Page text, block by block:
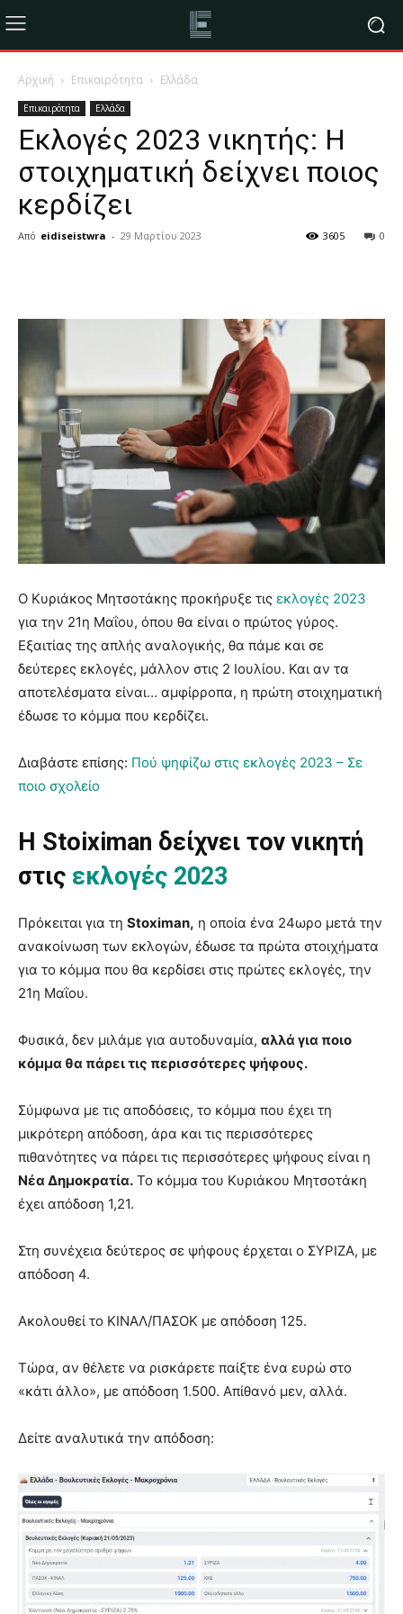
Αρχική Επικαιρότητα Ελλάδα
Επικαιρότητα Ελλάδα
Εκλογές 2023 νικητής: Η
στοιχηματική δείχνει ποιος
κερδίζει
Από eidiseistwra - 29 Μαρτίου 2023 0
3605
Ο Κυριάκος Μητσοτάκης προκήρυξε τις εκλογές 2023
για την 21η Μαΐου, όπου θα είναι ο πρώτος γύρος.
Εξαιτίας της απλής αναλογικής, θα πάμε και σε
δεύτερες εκλογές, μάλλον στις 2 Ιουλίου. Και αν τα
αποτελέσματα είναι… αμφίρροπα, η πρώτη στοιχηματική
έδωσε το κόμμα που κερδίζει.
Διαβάστε επίσης: Πού ψηφίζω στις εκλογές 2023 – Σε
ποιο σχολείο
Η Stoiximan δείχνει τον νικητή
στις εκλογές 2023
Πρόκειται για τη Stoximan, η οποία ένα 24ωρο μετά την
ανακοίνωση των εκλογών, έδωσε τα πρώτα στοιχήματα
για το κόμμα που θα κερδίσει στις πρώτες εκλογές, την
21η Μαΐου.
Φυσικά, δεν μιλάμε για αυτοδυναμία, αλλά για ποιο
κόμμα θα πάρει τις περισσότερες ψήφους.
Σύμφωνα με τις αποδόσεις, το κόμμα που έχει τη
μικρότερη απόδοση, άρα και τις περισσότερες
πιθανότητες να πάρει τις περισσότερες ψήφους είναι η
Νέα Δημοκρατία. Το κόμμα του Κυριάκου Μητσοτάκη
έχει απόδοση 1,21.
Στη συνέχεια δεύτερος σε ψήφους έρχεται ο ΣΥΡΙΖΑ, με
απόδοση 4.
Ακολουθεί το ΚΙΝΑΛ/ΠΑΣΟΚ με απόδοση 125.
Τώρα, αν θέλετε να ρισκάρετε παίξτε ένα ευρώ στο
«κάτι άλλο», με απόδοση 1.500. Απίθανό μεν, αλλά.
Δείτε αναλυτικά την απόδοση: